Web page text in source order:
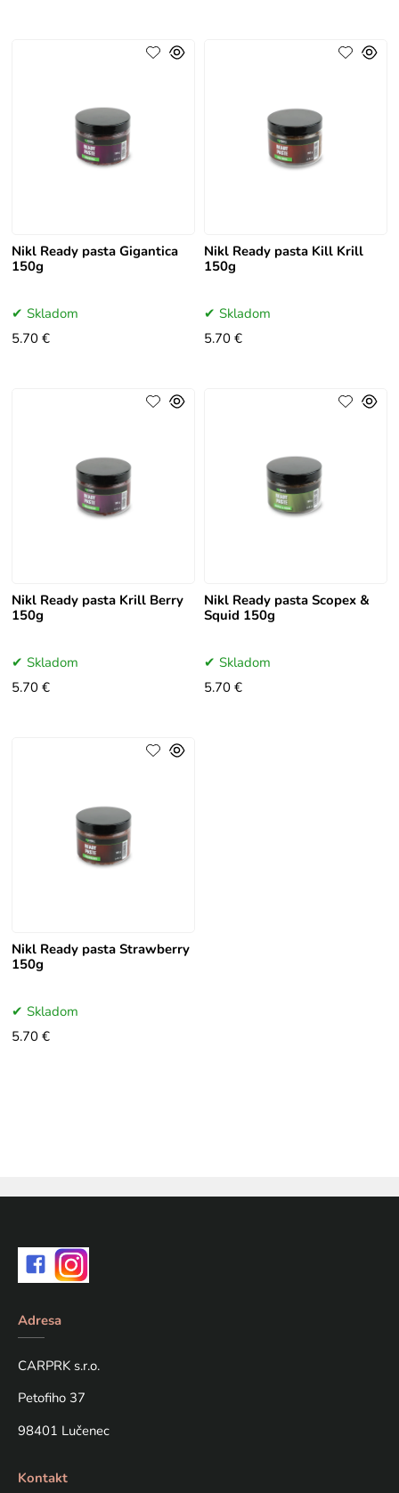
Nikl Ready pasta Gigantica
150g
Skladom
5.70 €
Nikl Ready pasta Kill Krill
150g
Skladom
5.70 €
Nikl Ready pasta Krill Berry
150g
Skladom
5.70 €
Nikl Ready pasta Scopex &
Squid 150g
Skladom
5.70 €
Nikl Ready pasta Strawberry
150g
Skladom
5.70 €
Adresa
CARPRK s.r.o.
Petofiho 37
98401 Lučenec
Kontakt